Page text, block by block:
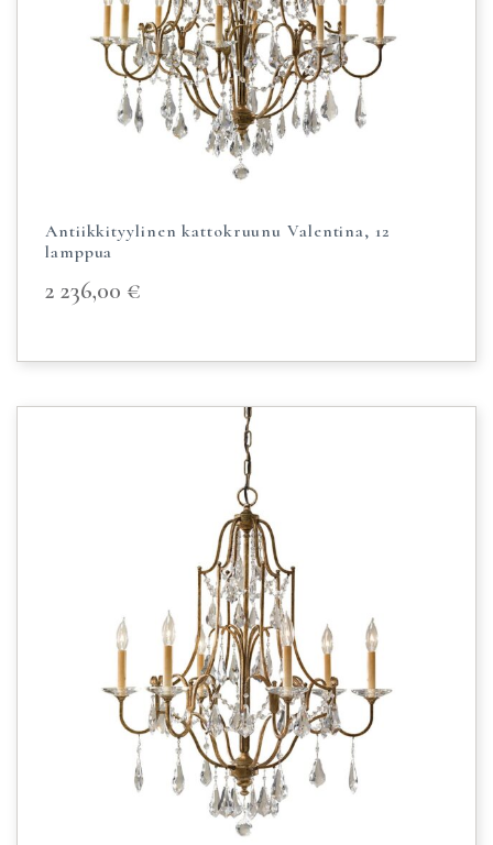
Antiikkityylinen kattokruunu Valentina, 12
lamppua
2 236,00 €